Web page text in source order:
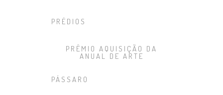
PRÉDIOS
PRÊMIO AQUISIÇÃO DA
ANUAL DE ARTE
PÁSSARO